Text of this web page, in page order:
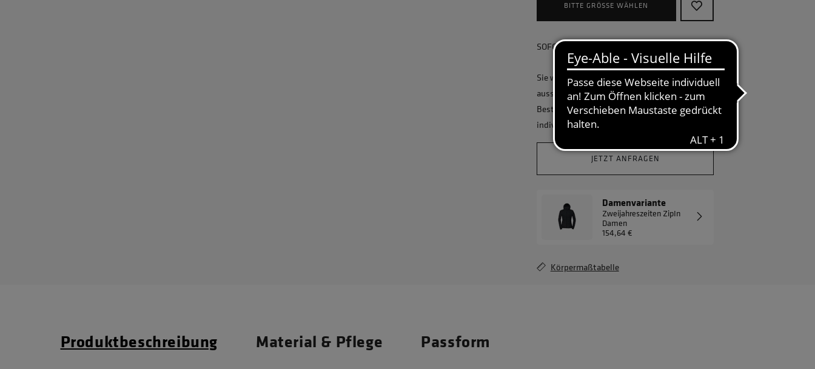
BITTE GRÖSSE WÄHLEN
SOFORT lieferbar, kostenlose Retoure
Sie wollen Ihr Unternehmen ganzheitlich
ausstatten und benötigen eine größere
Bestellmenge? Gerne erstellen wir Ihnen ein
individuelles Angebot.
JETZT ANFRAGEN
Damenvariante
Zweijahreszeiten ZipIn
Damen
154,64 €
Körpermaßtabelle
Produktbeschreibung Material & Pflege Passform